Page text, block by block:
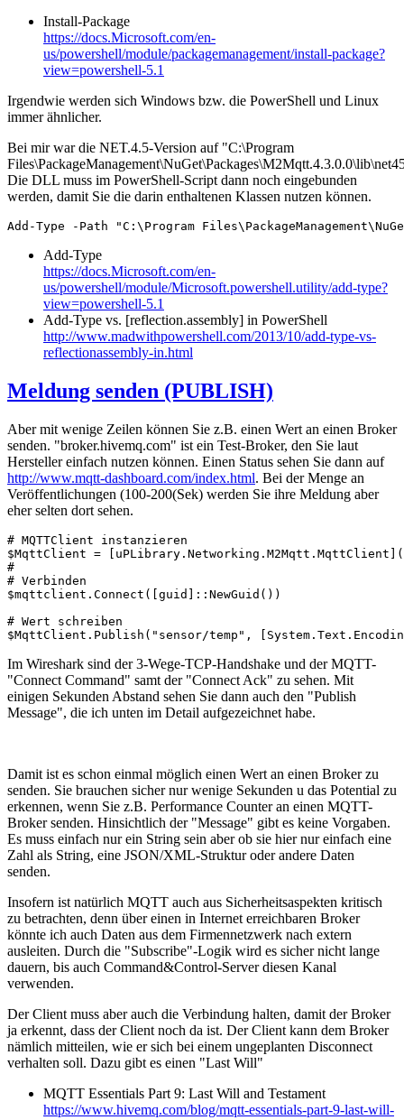
Install-Package
https://docs.Microsoft.com/en-
us/powershell/module/packagemanagement/install-package?
view=powershell-5.1
Irgendwie werden sich Windows bzw. die PowerShell und Linux
immer ähnlicher.
Bei mir war die NET.4.5-Version auf "C:\Program
Die DLL muss im PowerShell-Script dann noch eingebunden
werden, damit Sie die darin enthaltenen Klassen nutzen können.
Add-Type -Path "C:\Program
Add-Type
https://docs.Microsoft.com/en-
us/powershell/module/Microsoft.powershell.utility/add-type?
view=powershell-5.1
Add-Type vs. [reflection.assembly] in PowerShell
http://www.madwithpowershell.com/2013/10/add-type-vs-
reflectionassembly-in.html
Meldung senden (PUBLISH)
Aber mit wenige Zeilen können Sie z.B. einen Wert an einen Broker
senden. "broker.hivemq.com" ist ein Test-Broker, den Sie laut
Hersteller einfach nutzen können. Einen Status sehen Sie dann auf
http://www.mqtt-dashboard.com/index.html. Bei der Menge an
Veröffentlichungen (100-200(Sek) werden Sie ihre Meldung aber
eher selten dort sehen.
# MQTTClient instanzieren
$MqttClient =
#
# Verbinden
$mqttclient.Connect([guid]::NewGuid())
# Wert schreiben
$MqttClient.Publish("sensor/temp",
Im Wireshark sind der 3-Wege-TCP-Handshake und der MQTT-
"Connect Command" samt der "Connect Ack" zu sehen. Mit
einigen Sekunden Abstand sehen Sie dann auch den "Publish
Message", die ich unten im Detail aufgezeichnet habe.
Damit ist es schon einmal möglich einen Wert an einen Broker zu
senden. Sie brauchen sicher nur wenige Sekunden u das Potential zu
erkennen, wenn Sie z.B. Performance Counter an einen MQTT-
Broker senden. Hinsichtlich der "Message" gibt es keine Vorgaben.
Es muss einfach nur ein String sein aber ob sie hier nur einfach eine
Zahl als String, eine JSON/XML-Struktur oder andere Daten
senden.
Insofern ist natürlich MQTT auch aus Sicherheitsaspekten kritisch
zu betrachten, denn über einen in Internet erreichbaren Broker
könnte ich auch Daten aus dem Firmennetzwerk nach extern
ausleiten. Durch die "Subscribe"-Logik wird es sicher nicht lange
dauern, bis auch Command&Control-Server diesen Kanal
verwenden.
Der Client muss aber auch die Verbindung halten, damit der Broker
ja erkennt, dass der Client noch da ist. Der Client kann dem Broker
nämlich mitteilen, wie er sich bei einem ungeplanten Disconnect
verhalten soll. Dazu gibt es einen "Last Will"
MQTT Essentials Part 9: Last Will and Testament
https://www.hivemq.com/blog/mqtt-essentials-part-9-last-will-